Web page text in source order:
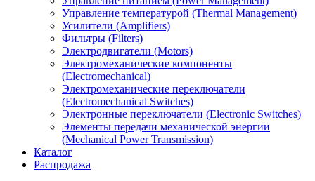
Управление температурой (Thermal Management)
Усилители (Amplifiers)
Фильтры (Filters)
Электродвигатели (Motors)
Электромеханические компоненты
(Electromechanical)
Электромеханические переключатели
(Electromechanical Switches)
Электронные переключатели (Electronic Switches)
Элементы передачи механической энергии
(Mechanical Power Transmission)
Каталог
Распродажа